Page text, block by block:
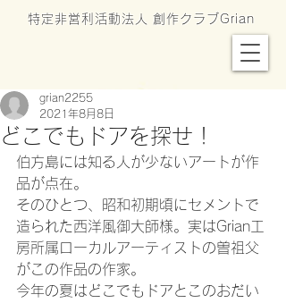
特定非営利活動法人 創作クラブGrian
どこでもドアを探せ！
grian2255
2021年8月8日
伯方島には知る人が少ないアートが作
品が点在。
そのひとつ、昭和初期頃にセメントで
造られた西洋風御大師様。実はGrian工
房所属ローカルアーティストの曽祖父
がこの作品の作家。
今年の夏はどこでもドアとこのおだい